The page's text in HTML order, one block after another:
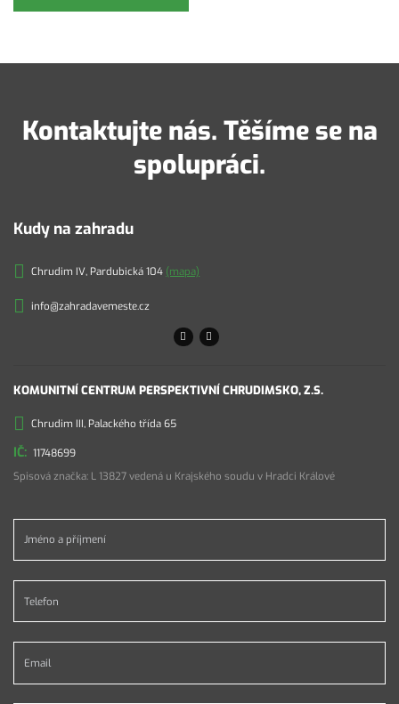
Kontaktujte nás. Těšíme se na
spolupráci.
Kudy na zahradu
Chrudim IV, Pardubická 104 (mapa)
info@zahradavemeste.cz
KOMUNITNÍ CENTRUM PERSPEKTIVNÍ CHRUDIMSKO, Z.S.
Chrudim III, Palackého třída 65
11748699
Spisová značka: L 13827 vedená u Krajského soudu v Hradci Králové
Jméno a příjmení *
Telefon *
Email *